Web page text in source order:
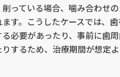
っている場合、噛み合わせ
す。こうしたケースでは、
必要があったり、事前に歯
するため、治療期間が想定